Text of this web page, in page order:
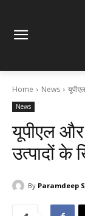
Home News
News
यूपीएल
उत्पादों के
By Paramdeep